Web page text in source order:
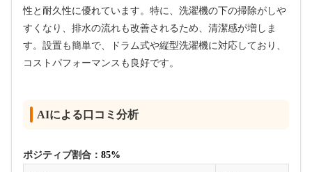
性と耐久性に優れています。特に、洗濯機の下の掃除がしや
すくなり、排水の流れも改善されるため、清潔感が増しま
す。設置も簡単で、ドラム式や縦型洗濯機に対応しており、
コストパフォーマンスも良好です。
AIによる口コミ分析
ポジティブ割合： 85%